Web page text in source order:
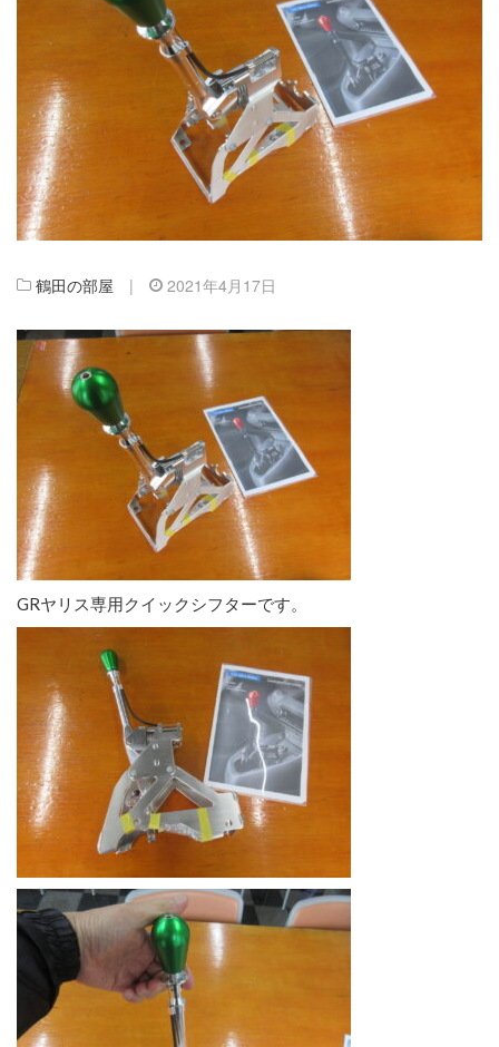
鶴田の部屋 | 2021年4月17日
GRヤリス専用クイックシフターです。